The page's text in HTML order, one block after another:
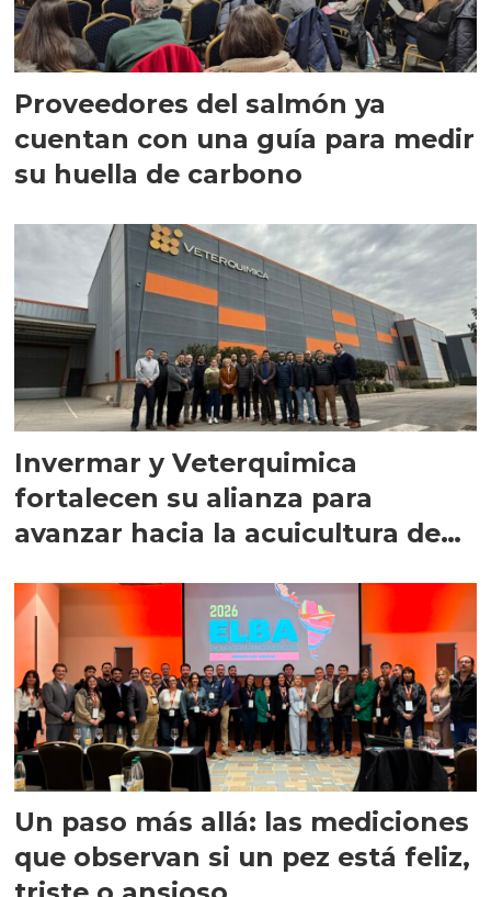
Proveedores del salmón ya
cuentan con una guía para medir
su huella de carbono
Invermar y Veterquimica
fortalecen su alianza para
avanzar hacia la acuicultura de
Un paso más allá: las mediciones
que observan si un pez está feliz,